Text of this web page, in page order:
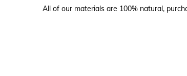
All of our materials are 100% natural,